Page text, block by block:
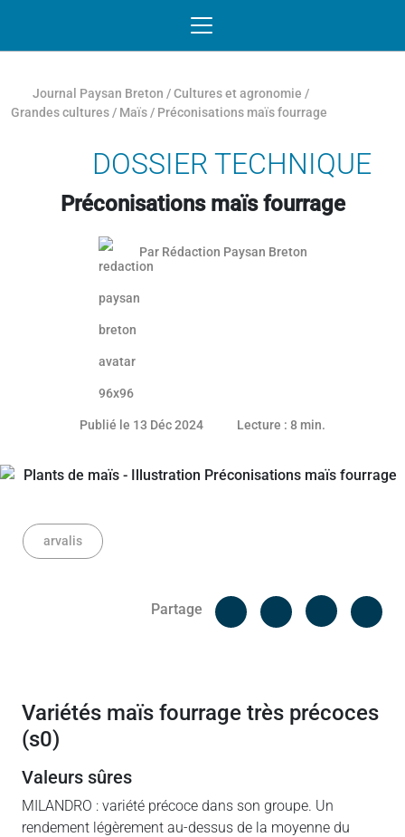
Journal Paysan Breton /Cultures et agronomie /
Grandes cultures / Maïs / Préconisations maïs fourrage
DOSSIER TECHNIQUE
Préconisations maïs fourrage
Par Rédaction Paysan Breton
Publié le 13 Déc 202412 décembre 2024
Lecture : 8 min.
arvalis
Partage
Facebook
variétés maïs fourrage très précoces
(s0)
valeurs sûres
MILANDRO : variété précoce dans son groupe. Un
rendement légèrement au-dessus de la moyenne du